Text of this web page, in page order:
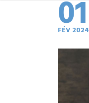
01
FÉV 2024